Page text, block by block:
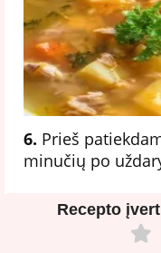
6. Prieš
minučių po
Recepto